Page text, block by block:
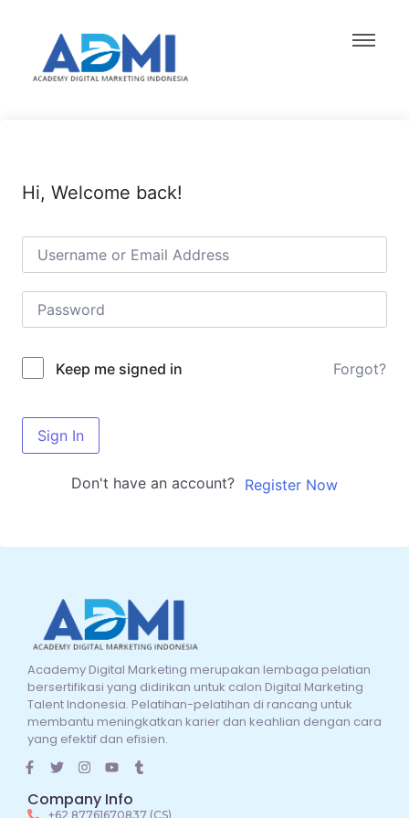
Hi, Welcome back!
Keep me signed in Forgot?
Sign In
Don't have an account? Register Now
Academy Digital Marketing merupakan lembaga pelatian
bersertifikasi yang didirikan untuk calon Digital Marketing
Talent Indonesia. Pelatihan-pelatihan di rancang untuk
membantu meningkatkan karier dan keahlian dengan cara
yang efektif dan efisien.
Company Info
+62 87761670837 (CS)